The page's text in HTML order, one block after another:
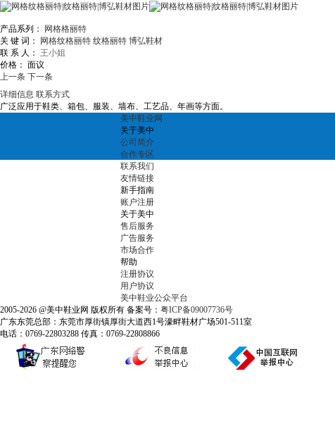
产品系列：
网格格丽特
关 键 词：
网格纹格丽特 纹格丽特 博弘鞋材
联 系 人：
王小姐
价格： 面议
上一条 下一条
详细信息 联系方式
广泛应用于鞋类、箱包、服装、墙布、工艺品、年画等方面。
美中鞋业网
关于美中
公司简介
合作专区
联系我们
友情链接
新手指南
账户注册
关于美中
售后服务
广告服务
市场合作
帮助
注册协议
用户协议
美中鞋业公众平台
2005-2026 @美中鞋业网 版权所有 备案号： 粤ICP备09007736号
广东东莞总部：东莞市厚街镇厚街大道西1号濠畔鞋材广场501-511室
电话：0769-22803288 传真：0769-22808866